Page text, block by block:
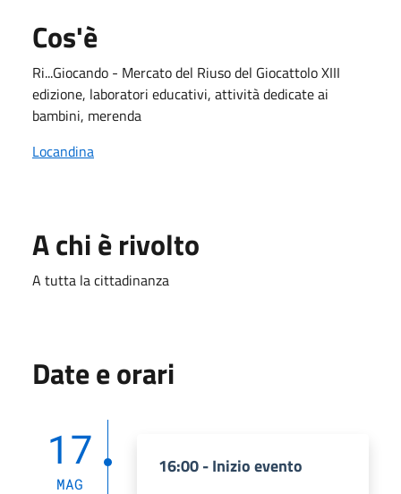
Cos'è
Ri...Giocando - Mercato del Riuso del Giocattolo XIII
edizione, laboratori educativi, attività dedicate ai
bambini, merenda
Locandina
A chi è rivolto
A tutta la cittadinanza
Date e orari
17
MAG
16:00 - Inizio evento